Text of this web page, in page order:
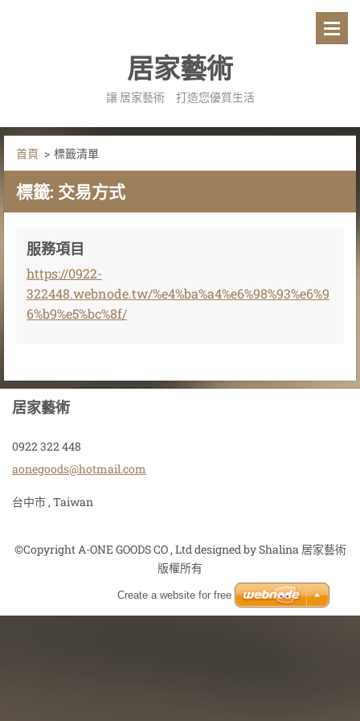
居家藝術
讓 居家藝術 打造您優質生活
首頁 > 標籤清單
標籤: 交易方式
服務項目
https://0922-
322448.webnode.tw/%e4%ba%a4%e6%98%93%e6%9
6%b9%e5%bc%8f/
居家藝術
0922 322 448
aonegoods@hotmail.com
台中市 , Taiwan
©Copyright A-ONE GOODS CO , Ltd designed by Shalina 居家藝術
版權所有
Create a website for free